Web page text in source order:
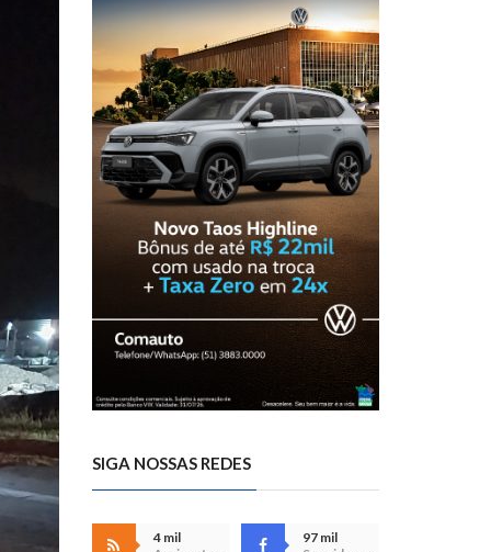
SIGA NOSSAS REDES
4 mil
97 mil